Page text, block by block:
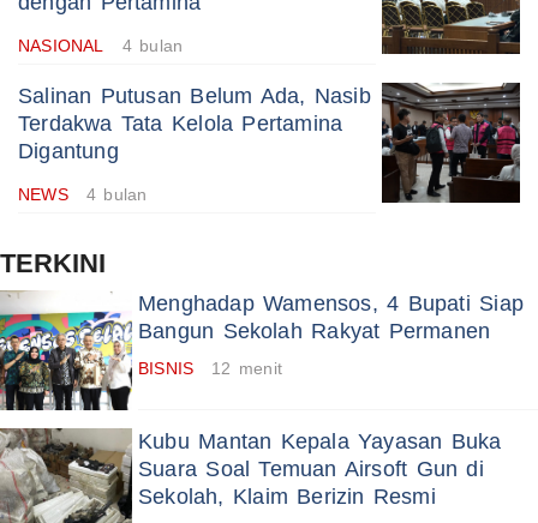
NASIONAL 4 bulan
Salinan Putusan Belum Ada, Nasib
Terdakwa Tata Kelola Pertamina
Digantung
NEWS 4 bulan
TERKINI
Menghadap Wamensos, 4 Bupati Siap
Bangun Sekolah Rakyat Permanen
BISNIS 12 menit
Kubu Mantan Kepala Yayasan Buka
Suara Soal Temuan Airsoft Gun di
Sekolah, Klaim Berizin Resmi